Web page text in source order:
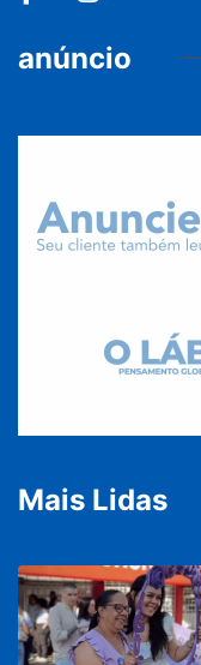
anúncio
Mais Lidas